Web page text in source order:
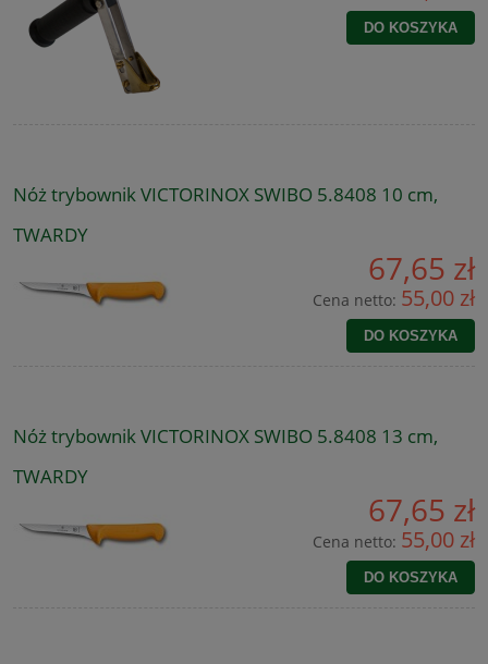
DO KOSZYKA
Nóż trybownik VICTORINOX SWIBO 5.8408 10 cm,
TWARDY
67,65 zł
Cena netto: 55,00 zł
DO KOSZYKA
Nóż trybownik VICTORINOX SWIBO 5.8408 13 cm,
TWARDY
67,65 zł
Cena netto: 55,00 zł
DO KOSZYKA